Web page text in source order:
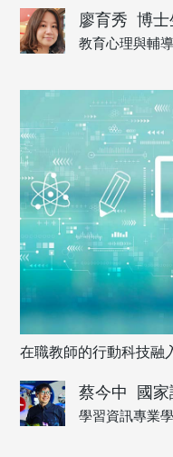
廖育秀 博士
教育心理與輔
在職教師的行動科技融
蔡今中 國
學習資訊專業